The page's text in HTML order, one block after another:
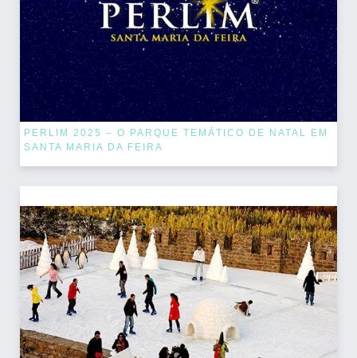
PERLIM 2025 – O PARQUE TEMÁTICO DE NATAL EM
SANTA MARIA DA FEIRA